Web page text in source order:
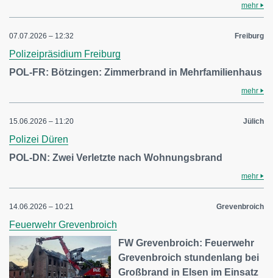
mehr
07.07.2026 – 12:32 Freiburg
Polizeipräsidium Freiburg
POL-FR: Bötzingen: Zimmerbrand in Mehrfamilienhaus
mehr
15.06.2026 – 11:20 Jülich
Polizei Düren
POL-DN: Zwei Verletzte nach Wohnungsbrand
mehr
14.06.2026 – 10:21 Grevenbroich
Feuerwehr Grevenbroich
FW Grevenbroich: Feuerwehr
Grevenbroich stundenlang bei
Großbrand in Elsen im Einsatz